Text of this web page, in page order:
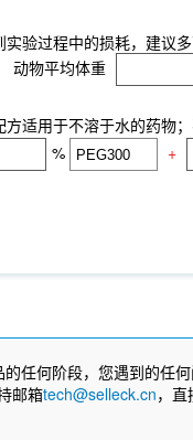
验过程中的损耗，建议
动物平均体重
适用于不溶于水的药物
% +
任何阶段，您遇到的任
邮箱tech@selleck.cn，